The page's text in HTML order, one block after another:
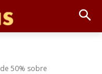
50% sobre